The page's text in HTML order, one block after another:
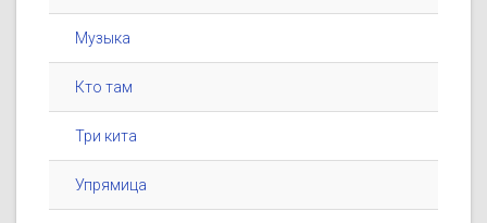
Музыка
Кто там
Три кита
Упрямица